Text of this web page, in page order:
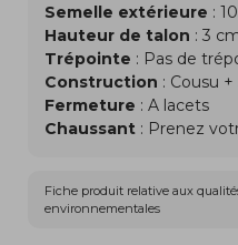
Semelle extérieure :
Hauteur de talon : 3
Trépointe : Pas de
Construction : Cousu
Fermeture : A lacets
Chaussant : Prenez
Fiche produit relative aux
environnementales